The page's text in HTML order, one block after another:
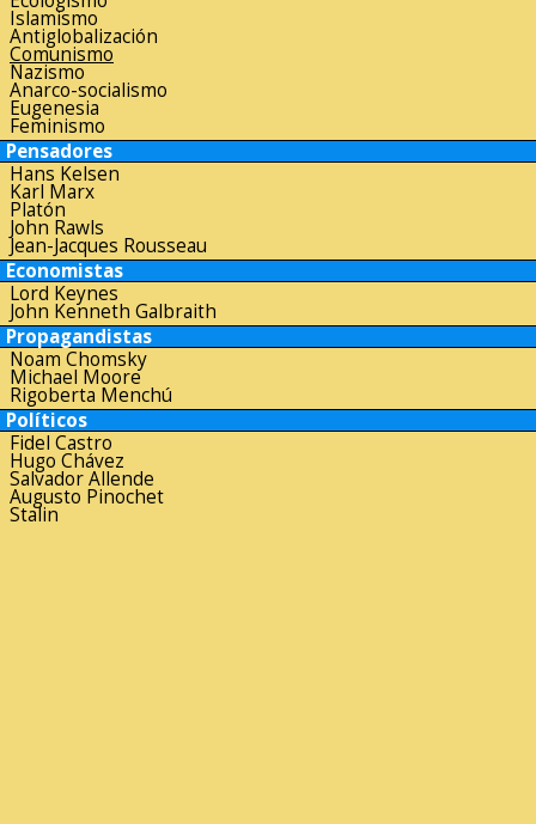
Islamismo
Antiglobalización
Comunismo
Nazismo
Anarco-socialismo
Eugenesia
Feminismo
Pensadores
Hans Kelsen
Karl Marx
Platón
John Rawls
Jean-Jacques Rousseau
Economistas
Lord Keynes
John Kenneth Galbraith
Propagandistas
Noam Chomsky
Michael Moore
Rigoberta Menchú
Políticos
Fidel Castro
Hugo Chávez
Salvador Allende
Augusto Pinochet
Stalin